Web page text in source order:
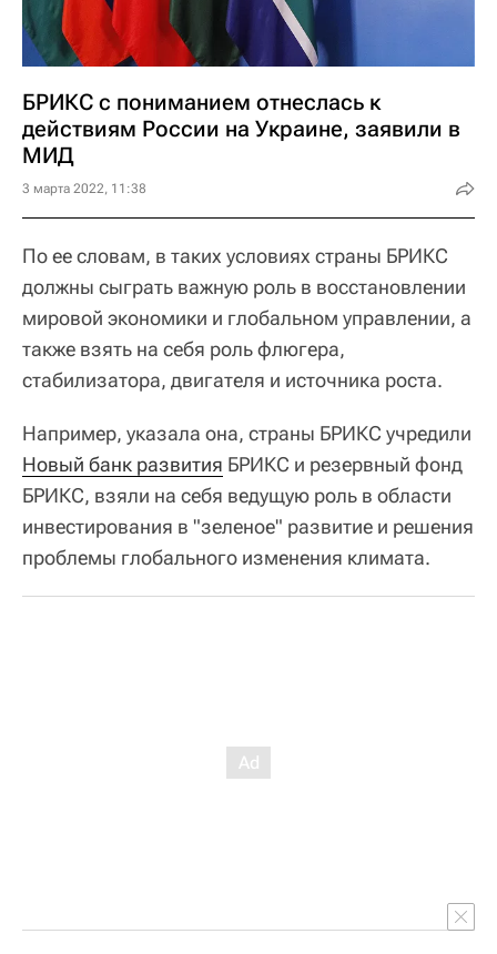
БРИКС с пониманием отнеслась к
действиям России на Украине, заявили в
МИД
3 марта 2022, 11:38
По ее словам, в таких условиях страны БРИКС
должны сыграть важную роль в восстановлении
мировой экономики и глобальном управлении, а
также взять на себя роль флюгера,
стабилизатора, двигателя и источника роста.
Например, указала она, страны БРИКС учредили
Новый банк развития БРИКС и резервный фонд
БРИКС, взяли на себя ведущую роль в области
инвестирования в "зеленое" развитие и решения
проблемы глобального изменения климата.